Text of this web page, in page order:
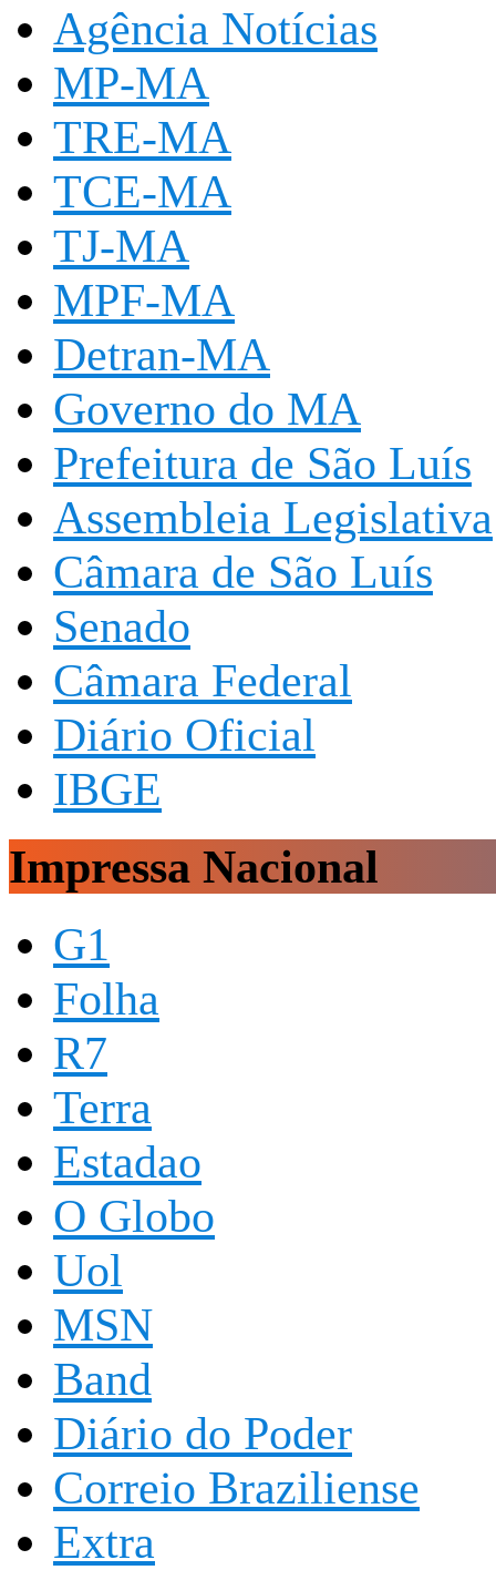
Agência Notícias
MP-MA
TRE-MA
TCE-MA
TJ-MA
MPF-MA
Detran-MA
Governo do MA
Prefeitura de São Luís
Assembleia Legislativa
Câmara de São Luís
Senado
Câmara Federal
Diário Oficial
IBGE
Impressa Nacional
G1
Folha
R7
Terra
Estadao
O Globo
Uol
MSN
Band
Diário do Poder
Correio Braziliense
Extra